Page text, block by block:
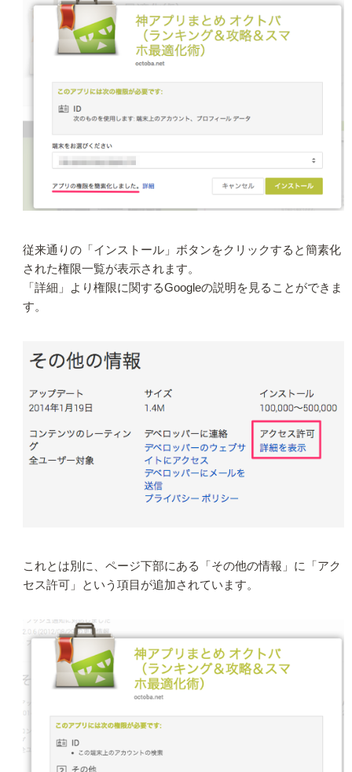
従来通りの「インストール」ボタンをクリックすると簡素化
された権限一覧が表示されます。
「詳細」より権限に関するGoogleの説明を見ることができま
す。
これとは別に、ページ下部にある「その他の情報」に「アク
セス許可」という項目が追加されています。